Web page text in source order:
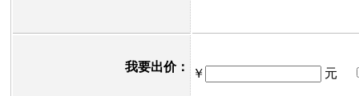
我要出价： ￥ 元